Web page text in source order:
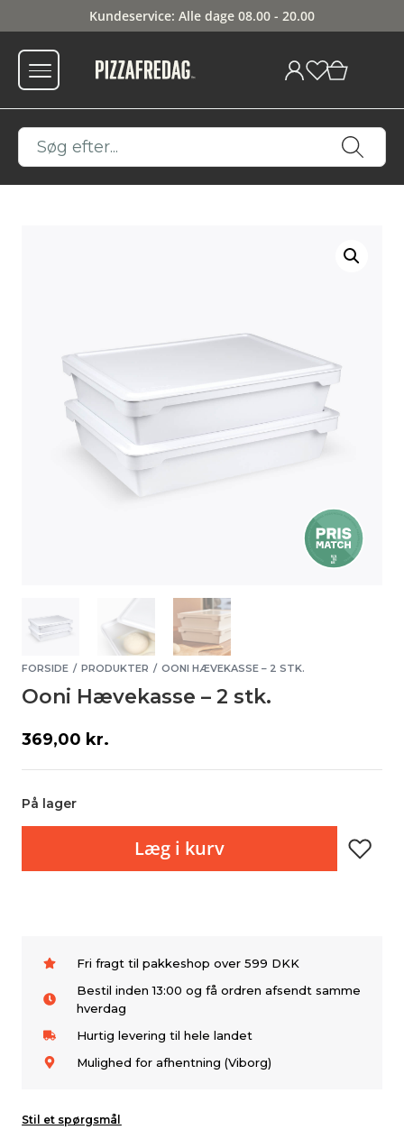
Kundeservice: Alle dage 08.00 - 20.00
FORSIDE / PRODUKTER / OONI HÆVEKASSE – 2 STK.
Ooni Hævekasse – 2 stk.
369,00 kr.
På lager
Læg i kurv
Fri fragt til pakkeshop over 599 DKK
Bestil inden 13:00 og få ordren afsendt samme
hverdag
Hurtig levering til hele landet
Mulighed for afhentning (Viborg)
Stil et spørgsmål